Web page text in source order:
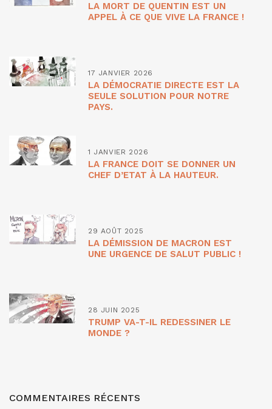
LA MORT DE QUENTIN EST UN
APPEL À CE QUE VIVE LA FRANCE !
17 JANVIER 2026
LA DÉMOCRATIE DIRECTE EST LA
SEULE SOLUTION POUR NOTRE
PAYS.
1 JANVIER 2026
LA FRANCE DOIT SE DONNER UN
CHEF D’ETAT À LA HAUTEUR.
29 AOÛT 2025
LA DÉMISSION DE MACRON EST
UNE URGENCE DE SALUT PUBLIC !
28 JUIN 2025
TRUMP VA-T-IL REDESSINER LE
MONDE ?
COMMENTAIRES RÉCENTS